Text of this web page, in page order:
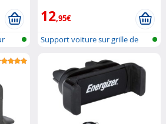
12,95€
Support voiture sur grille de